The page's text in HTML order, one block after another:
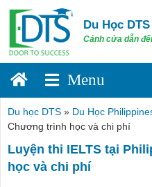
Du Học DTS
Cánh cửa dẫn
Du học DTS » Du Học
Chương trình học và chi phí
Luyện thi IELTS tại
học và chi phí